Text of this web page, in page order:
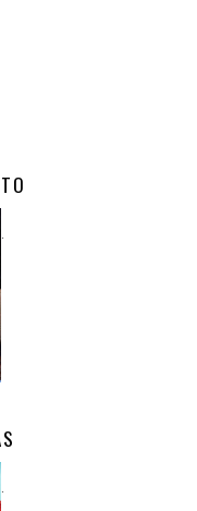
.
.